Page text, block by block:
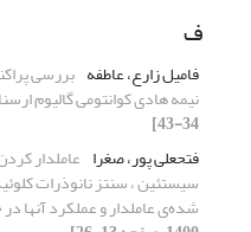
ف
فامیل زارع، عاطفه بررسی
نیمه هادی کوانتومی گالیوم
34-43]
فتحعلی پور، صغرا عاملدار
سیستئین ، سنتز نانوذرات
شده‌ی عاملدار و عملکرد آنها